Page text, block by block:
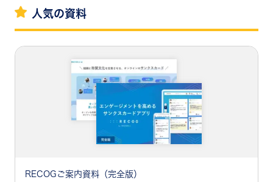
人気の資料
RECOGご案内資料（完全版）